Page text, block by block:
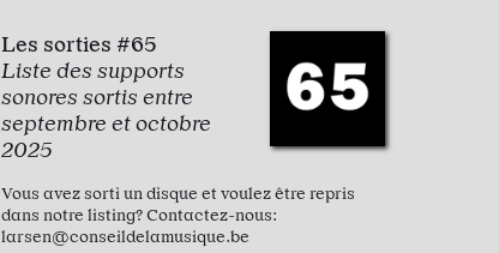
Les sorties #65
Liste des supports
sonores sortis entre
septembre et octobre
2025
Vous avez sorti un disque et voulez être repris
dans notre listing? Contactez-nous:
larsen@conseildelamusique.be